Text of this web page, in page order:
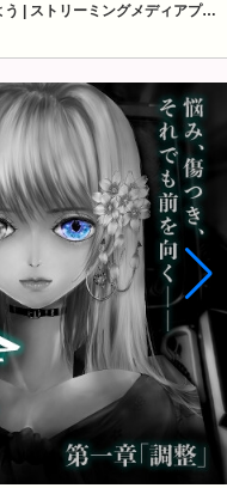
| ストリーミングメディアプ…